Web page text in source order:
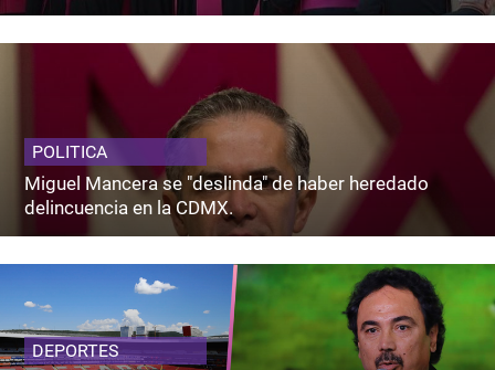
POLITICA
Miguel Mancera se "deslinda" de haber heredado
delincuencia en la CDMX.
DEPORTES